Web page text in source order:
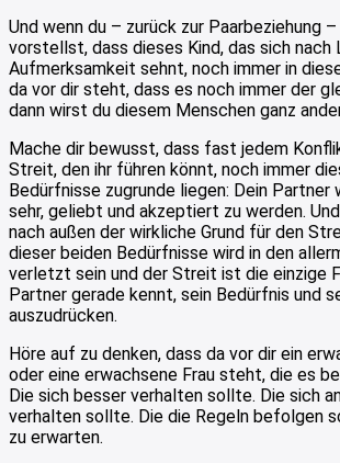
Und wenn du – zurück zur Paarbeziehung
vorstellst, dass dieses Kind, das sich nach
Aufmerksamkeit sehnt, noch immer in
da vor dir steht, dass es noch immer der
dann wirst du diesem Menschen ganz
Mache dir bewusst, dass fast jedem
Streit, den ihr führen könnt, noch immer
Bedürfnisse zugrunde liegen: Dein Partner
sehr, geliebt und akzeptiert zu werden.
nach außen der wirkliche Grund für den
dieser beiden Bedürfnisse wird in den
verletzt sein und der Streit ist die einzige
Partner gerade kennt, sein Bedürfnis und
auszudrücken.
Höre auf zu denken, dass da vor dir ein
oder eine erwachsene Frau steht, die es
Die sich besser verhalten sollte. Die sich
verhalten sollte. Die die Regeln befolgen
zu erwarten.